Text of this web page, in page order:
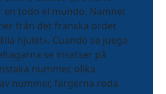
en todo el mundo. Namnet
från det franska ordet
hjulet». Cuando se juega
se insatser på
nummer, olika
nummer, färgerna röda